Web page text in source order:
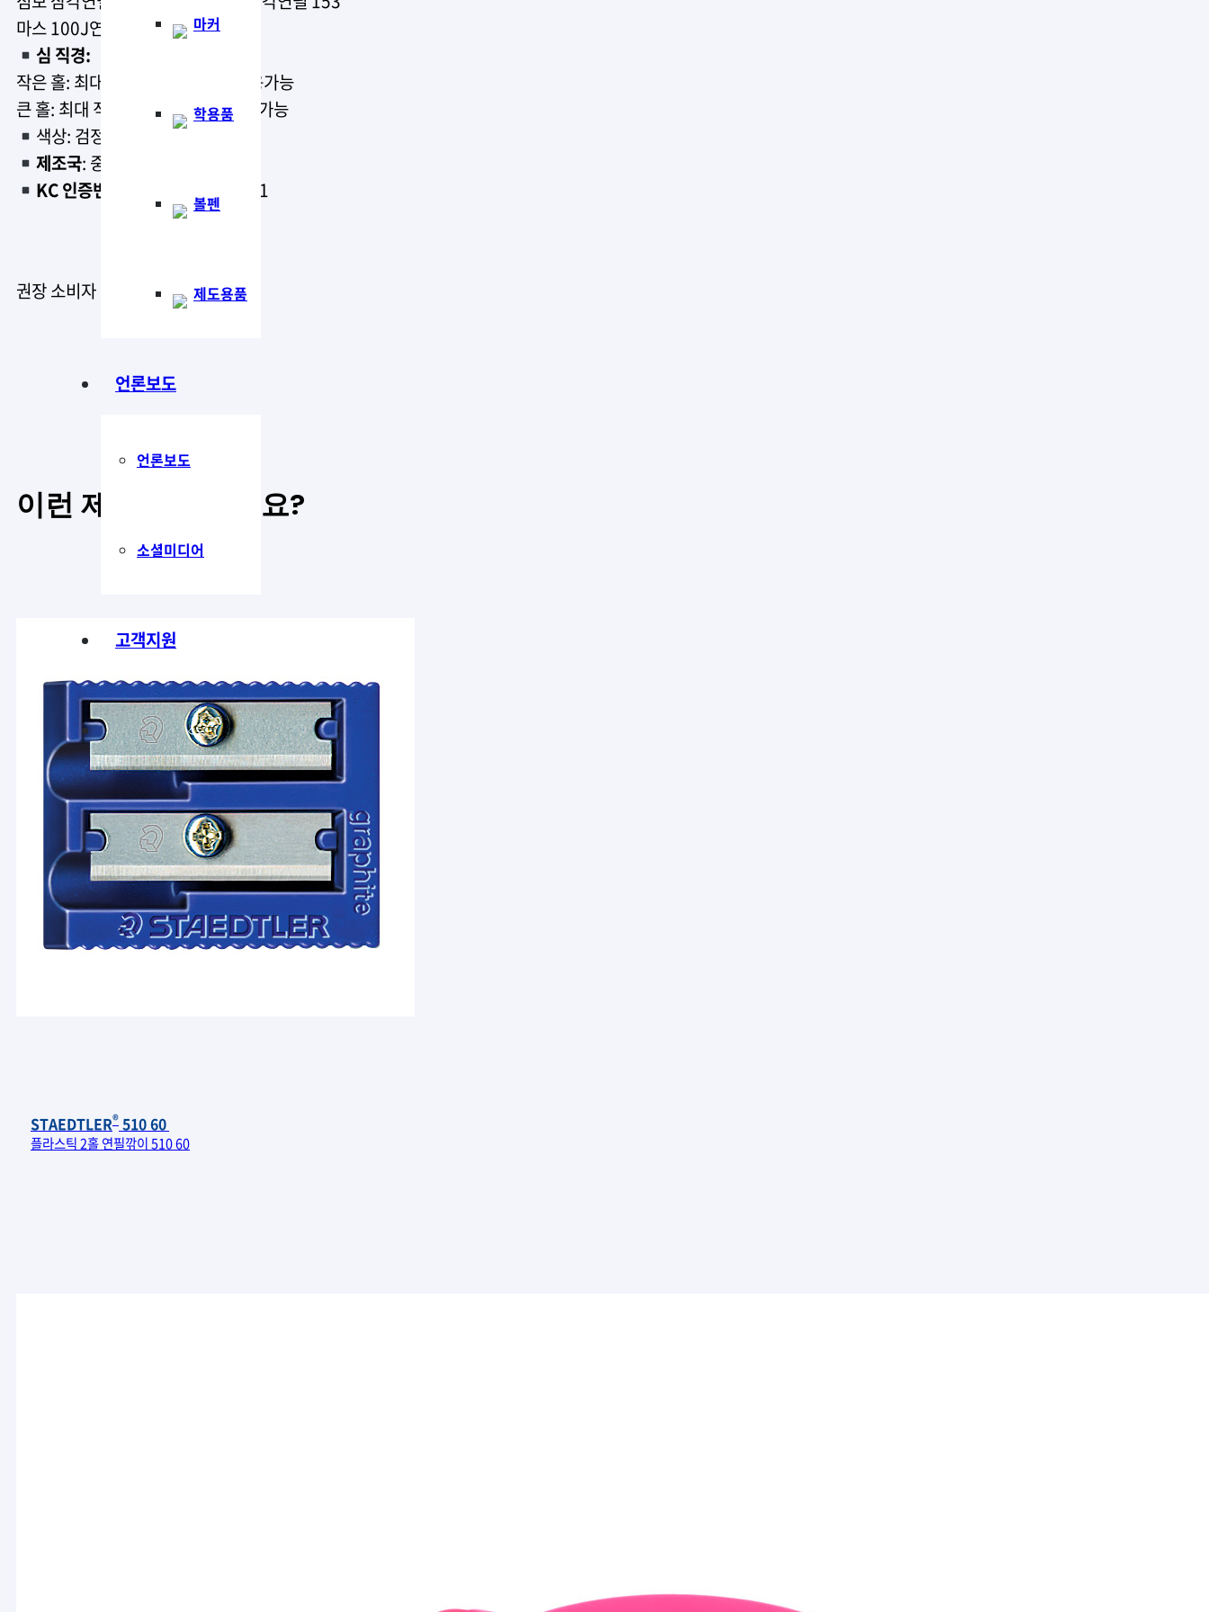
마커
학용품
볼펜
제도용품
언론보도
언론보도
소셜미디어
고객지원
마스 100J연필, 노리스 점보 색연필
심 직경:
작은 홀: 최대 직경 8.2mm까지 사용가능
큰 홀: 최대 직경 11.2mm까지 사용가능
색상: 검정, 파랑, 빨강
제조국: 중국
KC 인증번호
: CB111R935-1001
권장 소비자 가격 : 5000원원
이런 제품은 어떠세요?
STAEDTLER® 510 60
플라스틱 2홀 연필깎이 510 60